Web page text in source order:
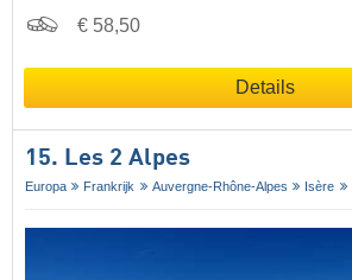
€ 58,50
Details
15. Les 2 Alpes
Europa Frankrijk Auvergne-Rhône-Alpes Isère